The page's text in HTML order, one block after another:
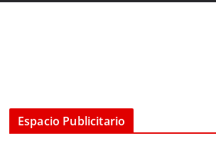
Espacio Publicitario